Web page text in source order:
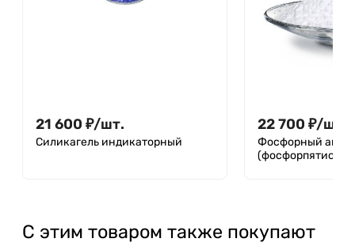
21 600 ₽/шт.
Силикагель индикаторный
22 700 ₽/шт.
Фосфорный
С этим товаром также покупают